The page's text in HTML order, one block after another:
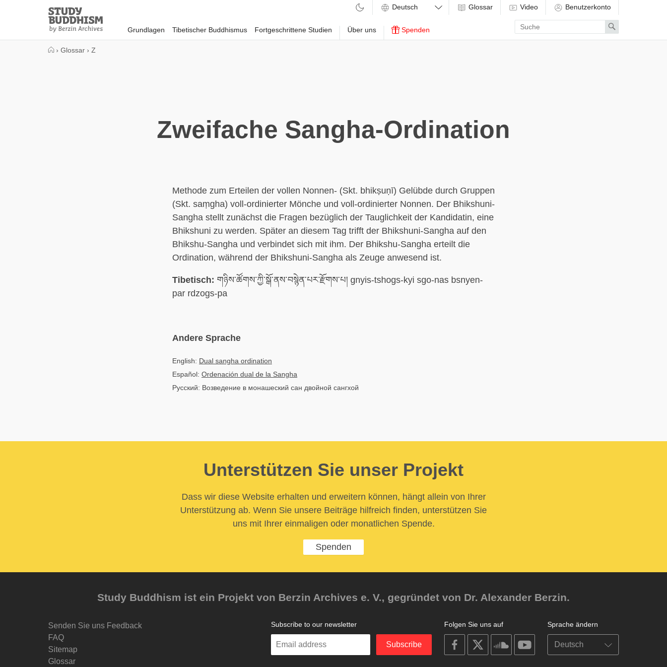
Study
Buddhism
Home
Grundlagen Tibetischer Buddhismus Fortgeschrittene Studien Über uns Spenden
Glossar Video Benutzerkonto
Enter
search
term
Search
› Glossar › Z
Zweifache Sangha-Ordination
Methode zum Erteilen der vollen Nonnen- (Skt. bhikṣuṇī) Gelübde durch Gruppen
(Skt. saṃgha) voll-ordinierter Mönche und voll-ordinierter Nonnen. Der Bhikshuni-
Sangha stellt zunächst die Fragen bezüglich der Tauglichkeit der Kandidatin, eine
Bhikshuni zu werden. Später an diesem Tag trifft der Bhikshuni-Sangha auf den
Bhikshu-Sangha und verbindet sich mit ihm. Der Bhikshu-Sangha erteilt die
Ordination, während der Bhikshuni-Sangha als Zeuge anwesend ist.
Tibetisch: གཉིས་ཚོགས་ཀྱི་སྒོ་ནས་བསྙེན་པར་རྫོགས་པ། gnyis-tshogs-kyi sgo-nas bsnyen-
par rdzogs-pa
Andere Sprache
English: Dual sangha ordination
Español: Ordenación dual de la Sangha
Русский: Возведение в монашеский сан двойной сангхой
Unterstützen Sie unser Projekt
Dass wir diese Website erhalten und erweitern können, hängt allein von Ihrer
Unterstützung ab. Wenn Sie unsere Beiträge hilfreich finden, unterstützen Sie
uns mit Ihrer einmaligen oder monatlichen Spende.
Spenden
Study Buddhism ist ein Projekt von Berzin Archives e. V., gegründet von Dr. Alexander Berzin.
Senden Sie uns Feedback
FAQ
Sitemap
Glossar
Sprache ändern
Folgen Sie uns auf
on
facebook
on
on
soundcloudyoutube
Subscribe to our newsletter
Enter
Subscribe